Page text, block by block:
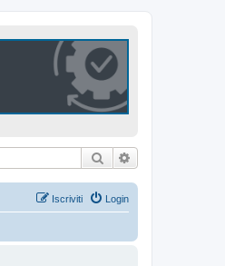
Cerca
Login
Iscriviti